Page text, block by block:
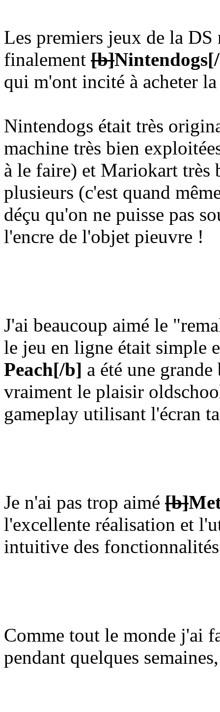
Les premiers jeux de la DS
finalement [b]Nintendogs
qui m'ont incité à acheter
Nintendogs était très
machine très bien
à le faire) et Mariokart très
plusieurs (c'est quand
déçu qu'on ne puisse pas
l'encre de l'objet pieuvre !
J'ai beaucoup aimé le
le jeu en ligne était simple
Peach[/b] a été une
vraiment le plaisir
gameplay utilisant l'écran
Je n'ai pas trop aimé [b]
l'excellente réalisation et
intuitive des
Comme tout le monde j'ai
pendant quelques